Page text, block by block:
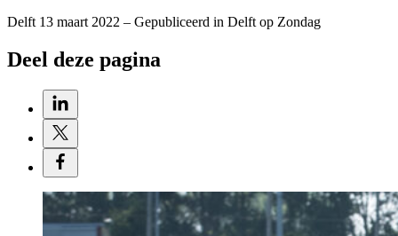
Delft 13 maart 2022 – Gepubliceerd in Delft op Zondag
Deel deze pagina